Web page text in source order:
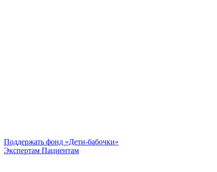
Поддержать фонд «Дети-бабочки»
Экспертам Пациентам